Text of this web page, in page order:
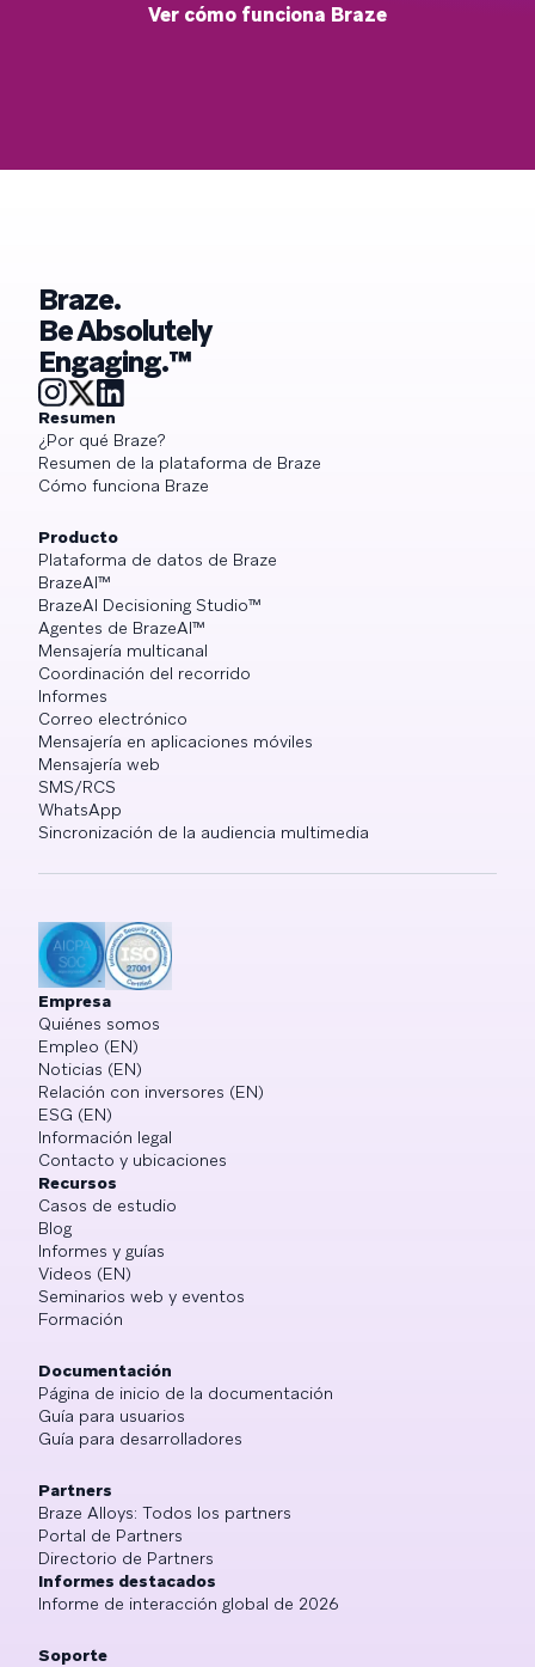
Ver cómo funciona Braze
Braze.
Be Absolutely
Engaging.™
Resumen
¿Por qué Braze?
Resumen de la plataforma de Braze
Cómo funciona Braze
Producto
Plataforma de datos de Braze
BrazeAI™
BrazeAI Decisioning Studio™
Agentes de BrazeAI™
Mensajería multicanal
Coordinación del recorrido
Informes
Correo electrónico
Mensajería en aplicaciones móviles
Mensajería web
SMS/RCS
WhatsApp
Sincronización de la audiencia multimedia
Empresa
Quiénes somos
Empleo (EN)
Noticias (EN)
Relación con inversores (EN)
ESG (EN)
Información legal
Contacto y ubicaciones
Recursos
Casos de estudio
Blog
Informes y guías
Videos (EN)
Seminarios web y eventos
Formación
Documentación
Página de inicio de la documentación
Guía para usuarios
Guía para desarrolladores
Partners
Braze Alloys: Todos los partners
Portal de Partners
Directorio de Partners
Informes destacados
Informe de interacción global de 2026
Soporte